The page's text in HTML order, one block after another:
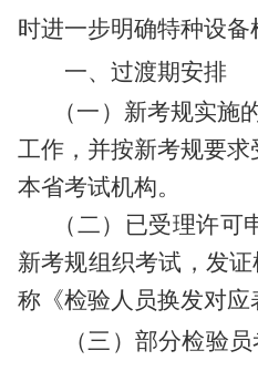
时进一步明确特种设
一、过渡期安排
（一）新考规实施
工作， 并按新考规要求
本省考试机构。
（二）已受理许可
新考规组织考试 ， 发
称《检验人员换发对
（三 ）部分检验员